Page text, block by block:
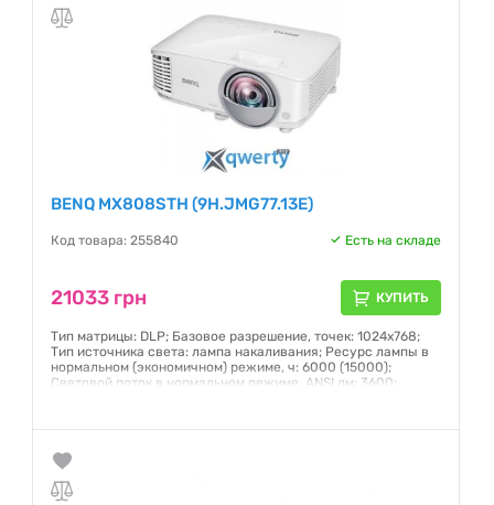
BENQ MX808STH (9H.JMG77.13E)
Код товара: 255840 Есть на складе
21033 грн КУПИТЬ
Тип матрицы: DLP; Базовое разрешение, точек: 1024x768;
Тип источника света: лампа накаливания; Ресурс лампы в
нормальном (экономичном) режиме, ч: 6000 (15000);
Световой поток в нормальном режиме, ANSI лм: 3600;
Гарантия:12 месяцев